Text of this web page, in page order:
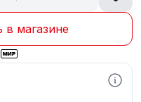
в магазине